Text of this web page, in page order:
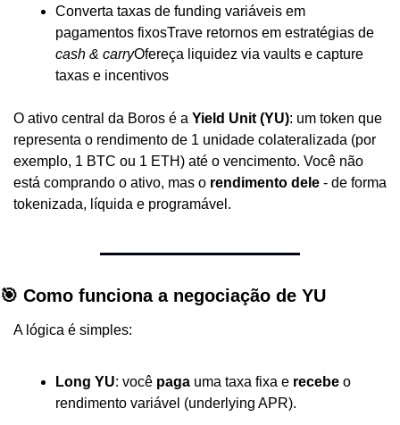
Converta taxas de funding variáveis em
pagamentos fixos
cash & carryOfereça liquidez via vaults e capture
taxas e incentivos
O ativo central da Boros é a Yield Unit (YU): um token que
representa o rendimento de 1 unidade colateralizada (por
exemplo, 1 BTC ou 1 ETH) até o vencimento. Você não
está comprando o ativo, mas o rendimento dele - de forma
tokenizada, líquida e programável.
🎯 Como funciona a negociação de YU
A lógica é simples:
Long YU: você paga uma taxa fixa e recebe o
rendimento variável (underlying APR).